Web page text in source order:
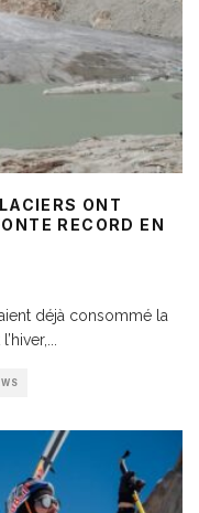
ONT
RECORD EN
déjà consommé la